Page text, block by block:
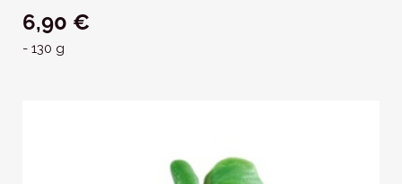
6,90 €
- 130 g